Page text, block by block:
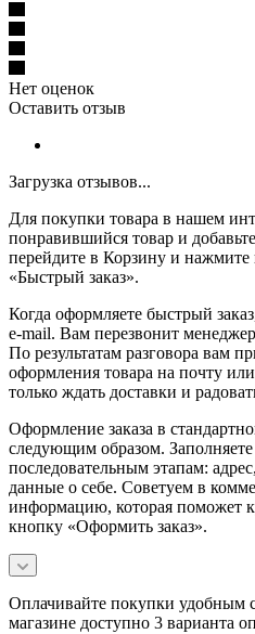
Нет оценок
Оставить отзыв
Загрузка отзывов...
Для покупки товара в нашем
понравившийся товар и
перейдите в Корзину и
«Быстрый заказ».
Когда оформляете быстрый
e-mail. Вам перезвонит
По результатам разговора вам
оформления товара на почту
только ждать доставки и
Оформление заказа в
следующим образом.
последовательным этапам:
данные о себе. Советуем в
информацию, которая поможет
кнопку «Оформить заказ».
Оплачивайте покупки удобным
магазине доступно 3 варианта